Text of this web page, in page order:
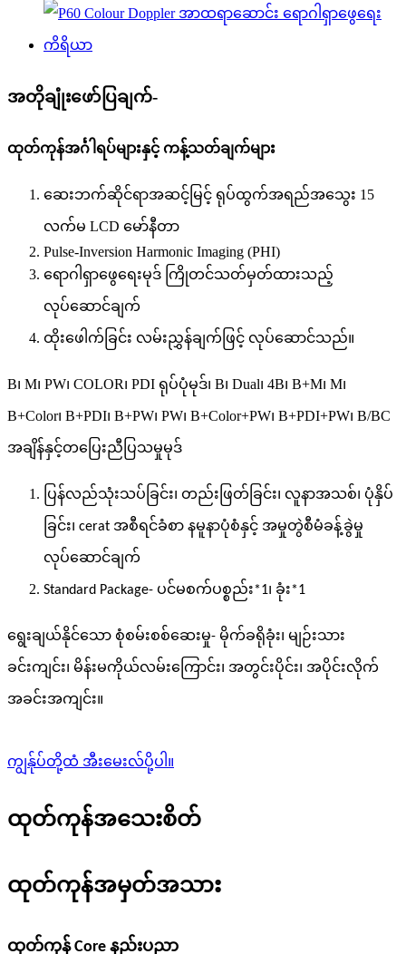
အတိုချုံးဖော်ပြချက်-
ထုတ်ကုန်အင်္ဂါရပ်များနှင့် ကန့်သတ်ချက်များ
ဆေးဘက်ဆိုင်ရာအဆင့်မြင့် ရုပ်ထွက်အရည်အသွေး 15
လက်မ LCD မော်နီတာ
Pulse-Inversion Harmonic Imaging (PHI)
ရောဂါရှာဖွေရေးမုဒ် ကြိုတင်သတ်မှတ်ထားသည့်
လုပ်ဆောင်ချက်
ထိုးဖေါက်ခြင်း လမ်းညွှန်ချက်ဖြင့် လုပ်ဆောင်သည်။
B၊ M၊ PW၊ COLOR၊ PDI ရုပ်ပုံမုဒ်၊ B၊ Dual၊ 4B၊ B+M၊ M၊
B+Color၊ B+PDI၊ B+PW၊ PW၊ B+Color+PW၊ B+PDI+PW၊ B/BC
အချိန်နှင့်တပြေးညီ ပြသမှုမုဒ်
ပြန်လည်သုံးသပ်ခြင်း၊ တည်းဖြတ်ခြင်း၊ လူနာအသစ်၊ ပုံနှိပ်
ခြင်း၊ cerat အစီရင်ခံစာ နမူနာပုံစံနှင့် အမှုတွဲစီမံခန့်ခွဲမှု
လုပ်ဆောင်ချက်
Standard Package- ပင်မစက်ပစ္စည်း*1၊ ခုံး*1
ရွေးချယ်နိုင်သော စုံစမ်းစစ်ဆေးမှု- မိုက်ခရိုခုံး၊ မျဉ်းသား
ခင်းကျင်း၊ မိန်းမကိုယ်လမ်းကြောင်း၊ အတွင်းပိုင်း၊ အပိုင်းလိုက်
အခင်းအကျင်း။
ကျွန်ုပ်တို့ထံ အီးမေးလ်ပို့ပါ။
ထုတ်ကုန်အသေးစိတ်
ထုတ်ကုန်အမှတ်အသား
ထုတ်ကုန် Core နည်းပညာ